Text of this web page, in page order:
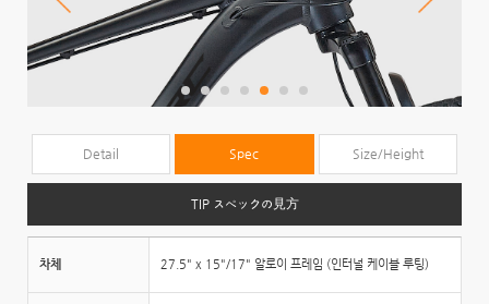
Detail Spec Size/Height
TIP スペックの見方
차체 27.5" x 15"/17" 알로이 프레임 (인터널 케이블 루팅)